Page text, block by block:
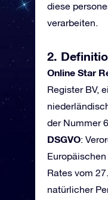
diese
verarbeiten.
2.
Online Star
Register BV,
der Nummer
DSGVO:
Rates vom
natürlicher